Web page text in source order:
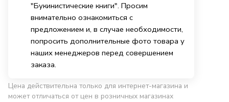
"Букинистические книги". Просим
внимательно ознакомиться с
предложением и, в случае необходимости,
попросить дополнительные фото товара у
наших менеджеров перед совершением
заказа.
Цена действительна только для интернет-магазина и
может отличаться от цен в розничных магазинах